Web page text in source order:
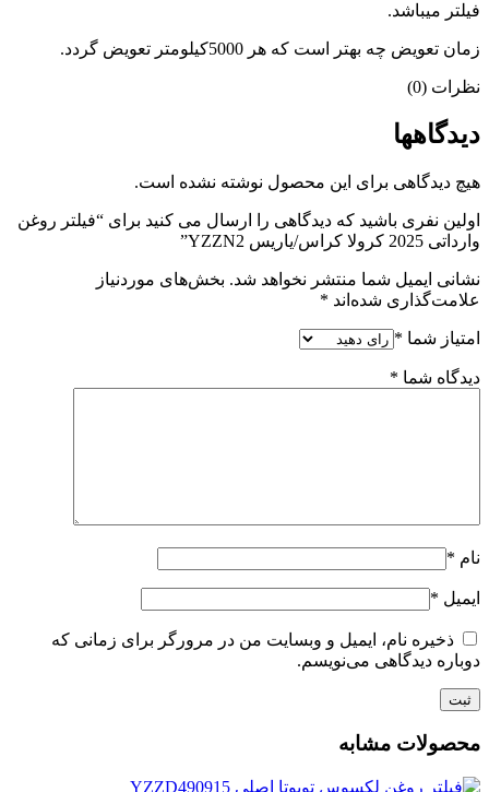
فیلتر میباشد.
زمان تعویض چه بهتر است که هر 5000کیلومتر تعویض گردد.
نظرات (0)
دیدگاهها
هیچ دیدگاهی برای این محصول نوشته نشده است.
اولین نفری باشید که دیدگاهی را ارسال می کنید برای “فیلتر روغن
وارداتی 2025 کرولا کراس/یاریس YZZN2”
نشانی ایمیل شما منتشر نخواهد شد. بخش‌های موردنیاز
علامت‌گذاری شده‌اند *
امتیاز شما *
دیدگاه شما *
نام *
ایمیل *
ذخیره نام، ایمیل و وبسایت من در مرورگر برای زمانی که
دوباره دیدگاهی می‌نویسم.
محصولات مشابه